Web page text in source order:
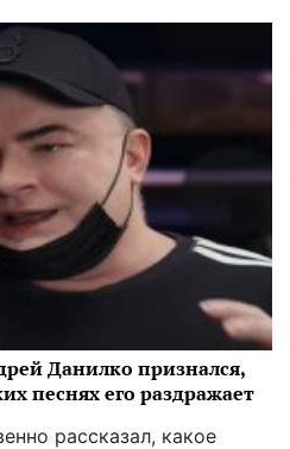
Данилко признался,
песнях его раздражает
рассказал, какое